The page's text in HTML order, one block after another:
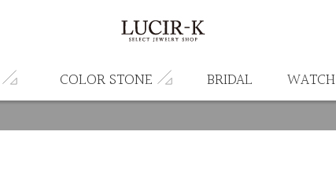
COLOR STONE BRIDAL WATCH